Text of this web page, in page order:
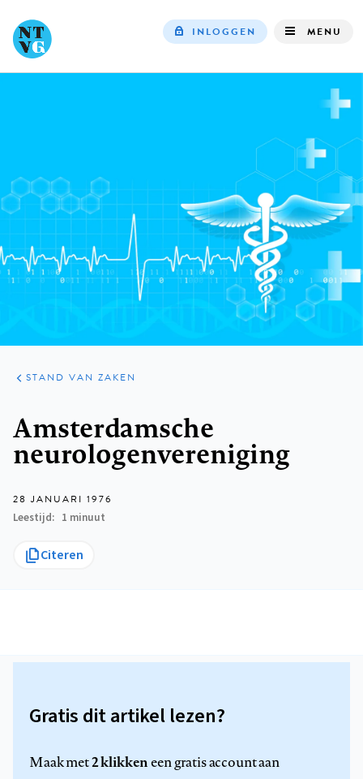
navigation
INLOGGEN MENU
ARTIKELEN
PRAKTIJK
STAND VAN ZAKEN
Amsterdamsche
neurologenvereniging
28 JANUARI 1976
Leestijd
1 minuut
Citeren
Gratis dit artikel lezen?
Maak met2 klikkeneen gratis account aan